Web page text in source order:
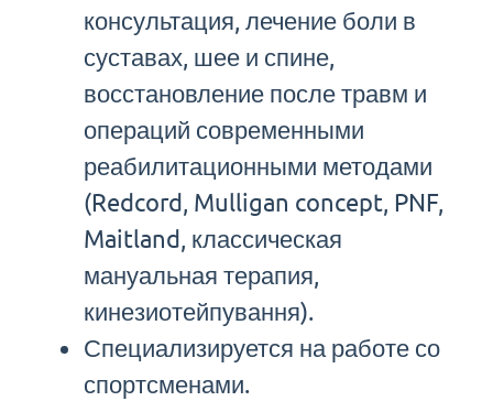
консультация, лечение боли в
суставах, шее и спине,
восстановление после травм и
операций современными
реабилитационными методами
(Redcord, Mulligan concept, PNF,
Maitland, классическая
мануальная терапия,
кинезиотейпування).
Специализируется на работе со
спортсменами.